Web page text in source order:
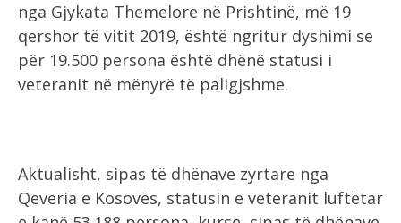
nga Gjykata Themelore në Prishtinë, më 19
qershor të vitit 2019, është ngritur dyshimi se
për 19.500 persona është dhënë statusi i
veteranit në mënyrë të paligjshme.
Aktualisht, sipas të dhënave zyrtare nga
Qeveria e Kosovës, statusin e veteranit luftëtar